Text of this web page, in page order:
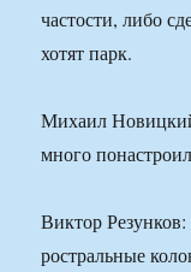
частости, либо
хотят парк.
Михаил
много
Виктор Резунков:
ростральные